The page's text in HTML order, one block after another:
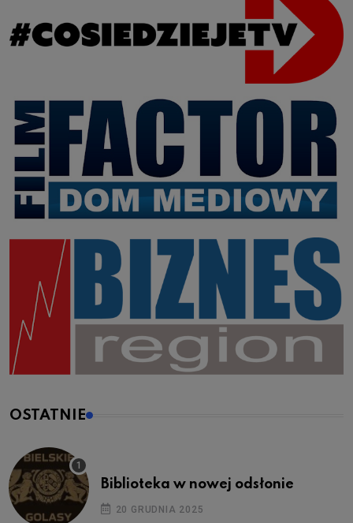
OSTATNIE
Biblioteka w nowej odsłonie
20 GRUDNIA 2025